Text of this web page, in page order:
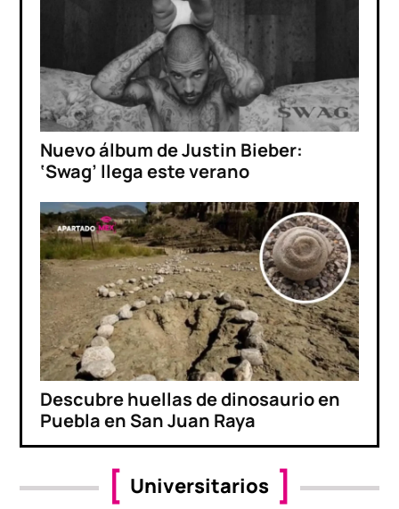
Nuevo álbum de Justin Bieber:
‘Swag’ llega este verano
Descubre huellas de dinosaurio en
Puebla en San Juan Raya
Universitarios